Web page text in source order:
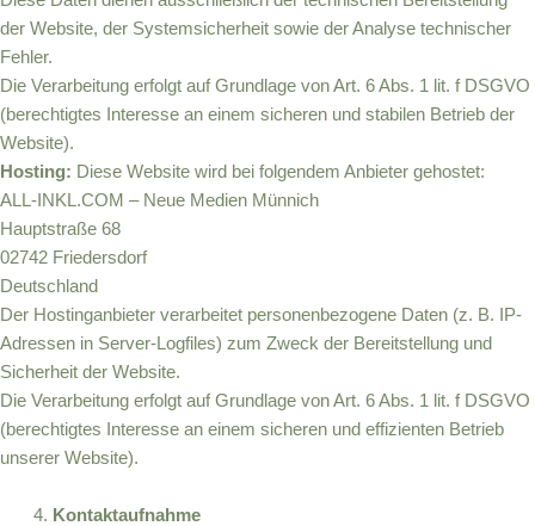
der Website, der Systemsicherheit sowie der Analyse technischer
Fehler.
Die Verarbeitung erfolgt auf Grundlage von Art. 6 Abs. 1 lit. f DSGVO
(berechtigtes Interesse an einem sicheren und stabilen Betrieb der
Website).
Hosting: Diese Website wird bei folgendem Anbieter gehostet:
ALL-INKL.COM – Neue Medien Münnich
Hauptstraße 68
02742 Friedersdorf
Deutschland
Der Hostinganbieter verarbeitet personenbezogene Daten (z. B. IP-
Adressen in Server-Logfiles) zum Zweck der Bereitstellung und
Sicherheit der Website.
Die Verarbeitung erfolgt auf Grundlage von Art. 6 Abs. 1 lit. f DSGVO
(berechtigtes Interesse an einem sicheren und effizienten Betrieb
unserer Website).
Kontaktaufnahme